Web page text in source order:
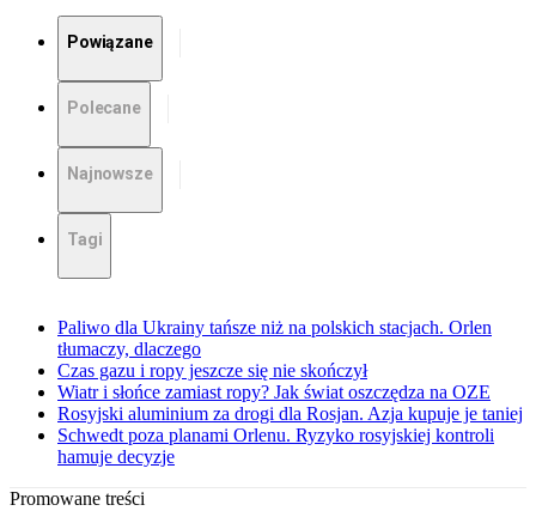
Powiązane
Polecane
Najnowsze
Tagi
Paliwo dla Ukrainy tańsze niż na polskich stacjach. Orlen
tłumaczy, dlaczego
Czas gazu i ropy jeszcze się nie skończył
Wiatr i słońce zamiast ropy? Jak świat oszczędza na OZE
Rosyjski aluminium za drogi dla Rosjan. Azja kupuje je taniej
Schwedt poza planami Orlenu. Ryzyko rosyjskiej kontroli
hamuje decyzje
Promowane treści